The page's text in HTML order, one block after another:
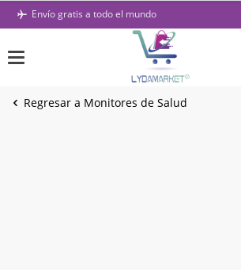
Saltar
Envío gratis a todo el mundo
Regresar a Monitores de Salud